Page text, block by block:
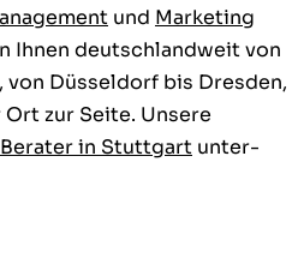
und Mar­ket­ing
Ihnen deutsch­landweit von
von Düs­sel­dorf bis Dres­den,
zur Seite. Unsere
in Stuttgart unter­